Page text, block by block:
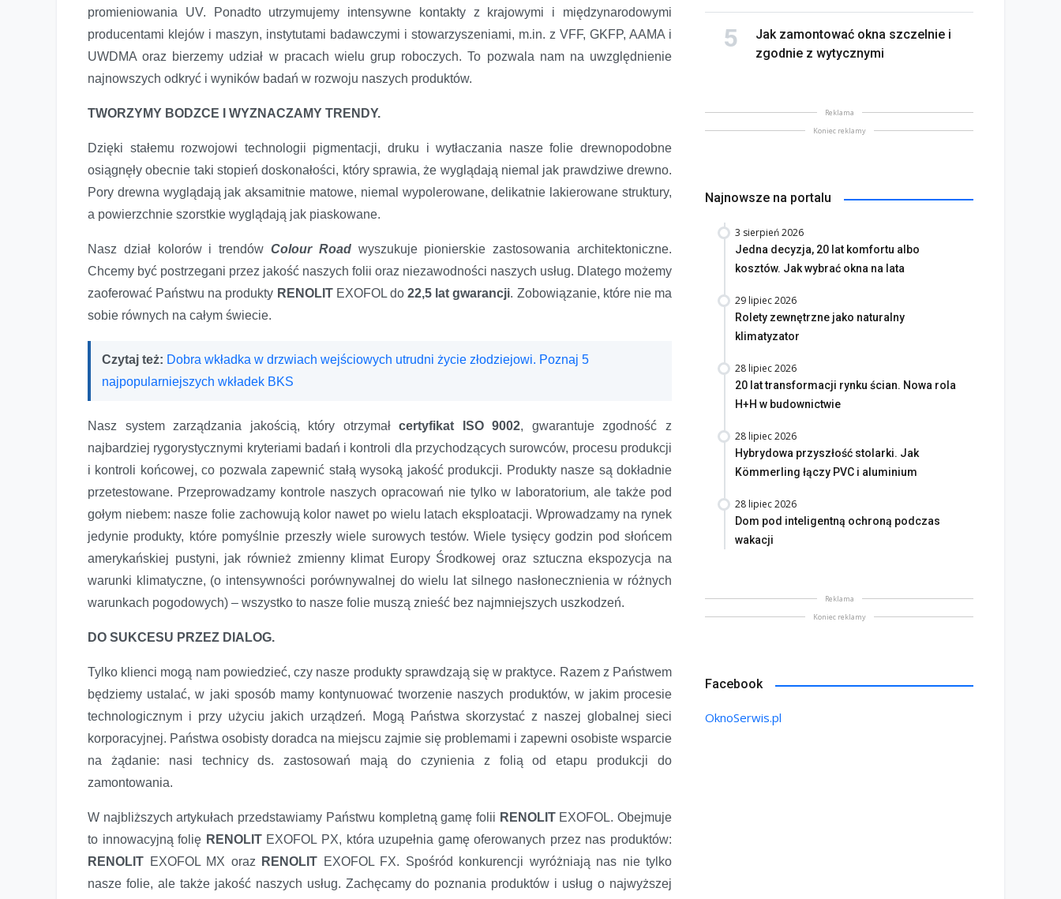
promieniowania UV. Ponadto utrzymujemy intensywne kontakty z krajowymi i międzynarodowymi
producentami klejów i maszyn, instytutami badawczymi i stowarzyszeniami, m.in. z VFF, GKFP, AAMA i
UWDMA oraz bierzemy udział w pracach wielu grup roboczych. To pozwala nam na uwzględnienie
najnowszych odkryć i wyników badań w rozwoju naszych produktów.
TWORZYMY BODZCE I WYZNACZAMY TRENDY.
Dzięki stałemu rozwojowi technologii pigmentacji, druku i wytłaczania nasze folie drewnopodobne
osiągnęły obecnie taki stopień doskonałości, który sprawia, że wyglądają niemal jak prawdziwe drewno.
Pory drewna wyglądają jak aksamitnie matowe, niemal wypolerowane, delikatnie lakierowane struktury,
a powierzchnie szorstkie wyglądają jak piaskowane.
Nasz dział kolorów i trendów Colour Roadwyszukuje pionierskie zastosowania architektoniczne.
Chcemy być postrzegani przez jakość naszych folii oraz niezawodności naszych usług. Dlatego możemy
zaoferować Państwu na produkty RENOLITEXOFOL do22,5 lat gwarancji. Zobowiązanie, które nie ma
sobie równych na całym świecie.
Czytaj też: Dobra wkładka w drzwiach wejściowych utrudni życie złodziejowi. Poznaj 5
najpopularniejszych wkładek BKS
Nasz system zarządzania jakością, który otrzymałcertyfikat ISO 9002, gwarantuje zgodność z
najbardziej rygorystycznymi kryteriami badań i kontroli dla przychodzących surowców, procesu produkcji
i kontroli końcowej, co pozwala zapewnić stałą wysoką jakość produkcji. Produkty nasze są dokładnie
przetestowane. Przeprowadzamy kontrole naszych opracowań nie tylko w laboratorium, ale także pod
gołym niebem: nasze folie zachowują kolor nawet po wielu latach eksploatacji. Wprowadzamy na rynek
jedynie produkty, które pomyślnie przeszły wiele surowych testów. Wiele tysięcy godzin pod słońcem
amerykańskiej pustyni, jak również zmienny klimat Europy Środkowej oraz sztuczna ekspozycja na
warunki klimatyczne, (o intensywności porównywalnej do wielu lat silnego nasłonecznienia w różnych
warunkach pogodowych) – wszystko to nasze folie muszą znieść bez najmniejszych uszkodzeń.
DO SUKCESU PRZEZ DIALOG.
Tylko klienci mogą nam powiedzieć, czy nasze produkty sprawdzają się w praktyce. Razem z Państwem
będziemy ustalać, w jaki sposób mamy kontynuować tworzenie naszych produktów, w jakim procesie
technologicznym i przy użyciu jakich urządzeń. Mogą Państwa skorzystać z naszej globalnej sieci
korporacyjnej. Państwa osobisty doradca na miejscu zajmie się problemami i zapewni osobiste wsparcie
na żądanie: nasi technicy ds. zastosowań mają do czynienia z folią od etapu produkcji do
zamontowania.
W najbliższych artykułach przedstawiamy Państwu kompletną gamę folii RENOLIT EXOFOL. Obejmuje
to innowacyjną folię RENOLIT EXOFOL PX, która uzupełnia gamę oferowanych przez nas produktów:
RENOLIT EXOFOL MX oraz RENOLIT EXOFOL FX. Spośród konkurencji wyróżniają nas nie tylko
nasze folie, ale także jakość naszych usług. Zachęcamy do poznania produktów i usług o najwyższej
Jak zamontować okna szczelnie i
zgodnie z wytycznymi
Reklama
Koniec reklamy
Najnowsze na portalu
3 sierpień 2026
Jedna decyzja, 20 lat komfortu albo
kosztów. Jak wybrać okna na lata
29 lipiec 2026
Rolety zewnętrzne jako naturalny
klimatyzator
28 lipiec 2026
20 lat transformacji rynku ścian. Nowa rola
H+H w budownictwie
28 lipiec 2026
Hybrydowa przyszłość stolarki. Jak
Kömmerling łączy PVC i aluminium
28 lipiec 2026
Dom pod inteligentną ochroną podczas
wakacji
Reklama
Koniec reklamy
Facebook
OknoSerwis.pl